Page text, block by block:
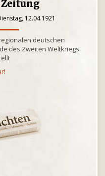
12.04.1921
deutschen
des Zweiten Weltkriegs